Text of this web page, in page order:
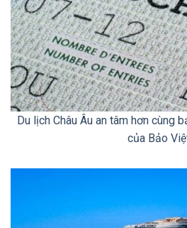
Du lịch Châu Âu an tâm hơn cùng
của Bảo